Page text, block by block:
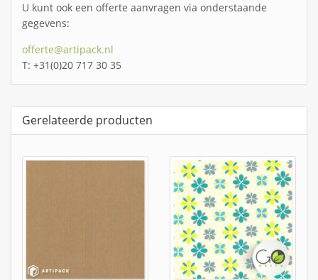
U kunt ook een offerte aanvragen via onderstaande
gegevens:
offerte@artipack.nl
T: +31(0)20 717 30 35
Gerelateerde producten